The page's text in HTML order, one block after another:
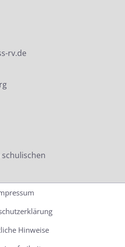
rv.de
Hinweise